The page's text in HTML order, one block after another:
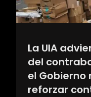
La UIA
del
el
reforzar